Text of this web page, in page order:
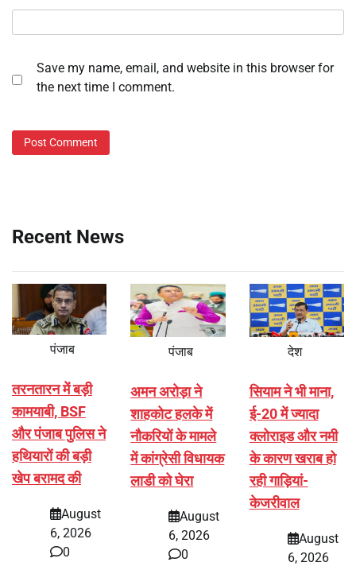
Save my name, email, and website in this browser for
the next time I comment.
Recent News
पंजाब
तरनतारन में बड़ी
कामयाबी, BSF
और पंजाब पुलिस ने
हथियारों की बड़ी
खेप बरामद की
August
6, 2026
0
पंजाब
अमन अरोड़ा ने
शाहकोट हलके में
नौकरियों के मामले
में कांग्रेसी विधायक
लाडी को घेरा
August
6, 2026
0
देश
सियाम ने भी माना,
ई-20 में ज्यादा
क्लोराइड और नमी
के कारण खराब हो
रही गाड़ियां-
केजरीवाल
August
6, 2026